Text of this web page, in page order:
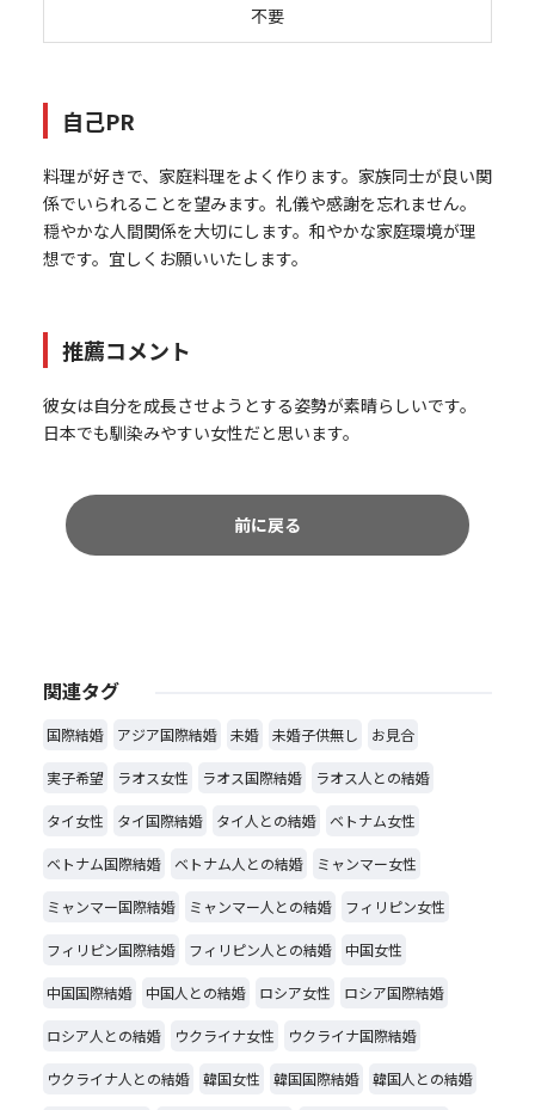
不要
自己PR
料理が好きで、家庭料理をよく作ります。家族同士が良い関
係でいられることを望みます。礼儀や感謝を忘れません。
穏やかな人間関係を大切にします。和やかな家庭環境が理
想です。宜しくお願いいたします。
推薦コメント
彼女は自分を成長させようとする姿勢が素晴らしいです。
日本でも馴染みやすい女性だと思います。
前に戻る
関連タグ
国際結婚 アジア国際結婚 未婚 未婚子供無し お見合
実子希望 ラオス女性 ラオス国際結婚 ラオス人との結婚
タイ女性 タイ国際結婚 タイ人との結婚 ベトナム女性
ベトナム国際結婚 ベトナム人との結婚 ミャンマー女性
ミャンマー国際結婚 ミャンマー人との結婚 フィリピン女性
フィリピン国際結婚 フィリピン人との結婚 中国女性
中国国際結婚 中国人との結婚 ロシア女性 ロシア国際結婚
ロシア人との結婚 ウクライナ女性 ウクライナ国際結婚
ウクライナ人との結婚 韓国女性 韓国国際結婚 韓国人との結婚